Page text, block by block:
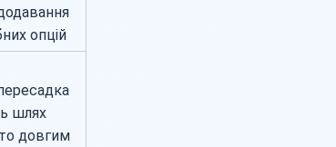
опцій
шлях
довгим